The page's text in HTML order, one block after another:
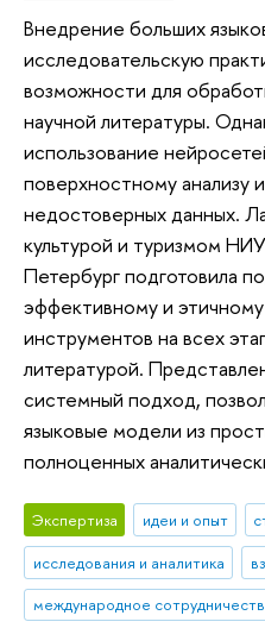
Внедрение больших
исследовательскую
возможности для
научной литературы.
использование
поверхностному анализу
недостоверных данных.
культурой и туризмом
Петербург подготовила
эффективному и
инструментов на всех
литературой.
системный подход,
языковые модели из
полноценных
Экспертиза идеи и опыт
исследования и аналитика
международное